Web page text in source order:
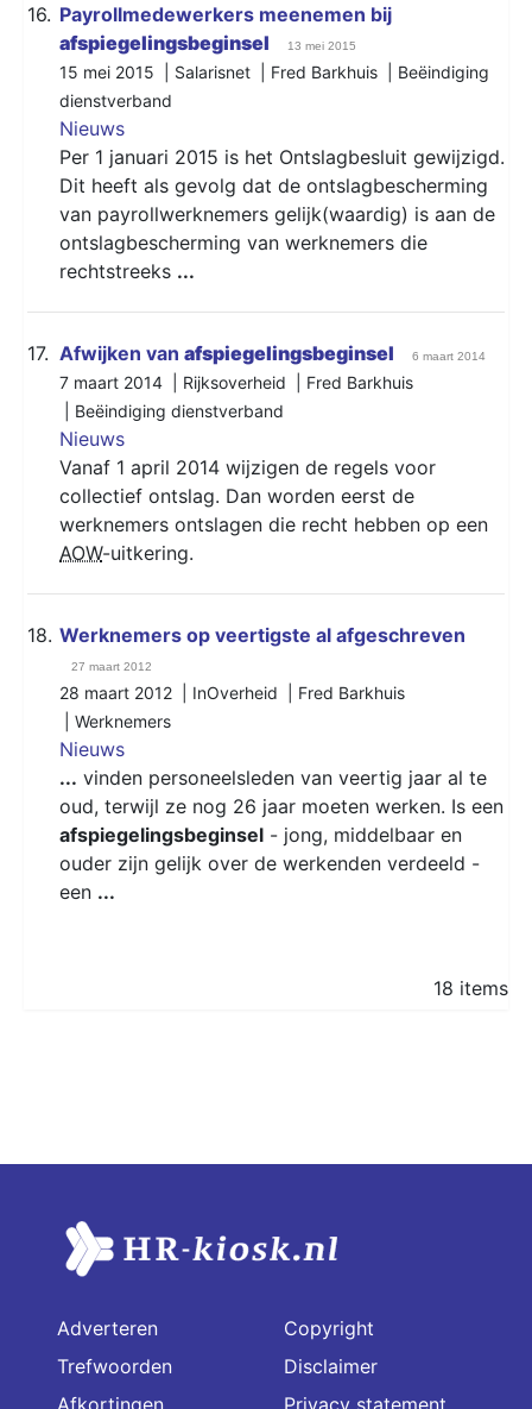
16. Payrollmedewerkers meenemen bij
afspiegelingsbeginsel
13 mei 2015
15 mei 2015 | Salarisnet | Fred Barkhuis | Beëindiging
dienstverband
Nieuws
Per 1 januari 2015 is het Ontslagbesluit gewijzigd.
Dit heeft als gevolg dat de ontslagbescherming
van payrollwerknemers gelijk(waardig) is aan de
ontslagbescherming van werknemers die
rechtstreeks ...
17. Afwijken van afspiegelingsbeginsel 6 maart 2014
7 maart 2014 | Rijksoverheid | Fred Barkhuis
Beëindiging dienstverband
Nieuws
Vanaf 1 april 2014 wijzigen de regels voor
collectief ontslag. Dan worden eerst de
werknemers ontslagen die recht hebben op een
AOW-uitkering.
18. Werknemers op veertigste al afgeschreven
27 maart 2012
28 maart 2012 | InOverheid | Fred Barkhuis
Werknemers
Nieuws
... vinden personeelsleden van veertig jaar al te
oud, terwijl ze nog 26 jaar moeten werken. Is een
afspiegelingsbeginsel - jong, middelbaar en
ouder zijn gelijk over de werkenden verdeeld -
een ...
18 items
Adverteren
Trefwoorden
Afkortingen
Copyright
Disclaimer
Privacy statement